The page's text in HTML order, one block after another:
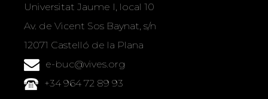
Universitat Jaume I, local 10
Av. de Vicent Sos Baynat, s/n
12071 Castelló de la Plana
e-buc@vives.org
+34 964 72 89 93